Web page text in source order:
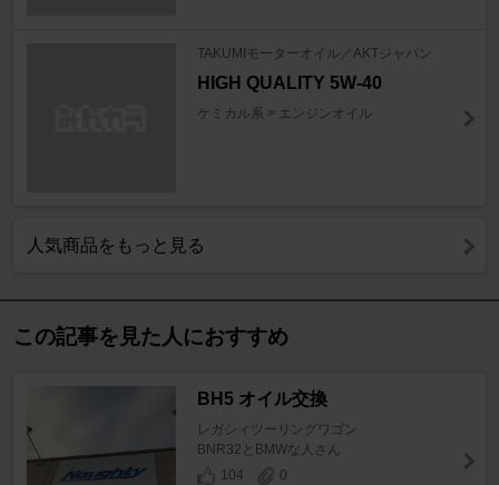
TAKUMIモーターオイル／AKTジャパン
HIGH QUALITY 5W-40
ケミカル系 > エンジンオイル
人気商品をもっと見る
この記事を見た人におすすめ
BH5 オイル交換
レガシィツーリングワゴン
BNR32とBMWな人さん
104
0